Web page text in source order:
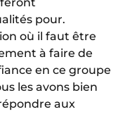
pour.
où il faut être
à faire de
en ce groupe
les avons bien
aux